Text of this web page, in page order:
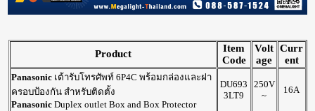
Product
Item
Code
Volt
age
Curr
ent
Panasonicเต้ารับโทรศัพท์ 6P4C พร้อมกล่องและฝา
ครอบป้องกัน สำหรับติดตั้ง
PanasonicDuplex outlet Box and Box Protector
DU693
3LT9
250V
~
16A